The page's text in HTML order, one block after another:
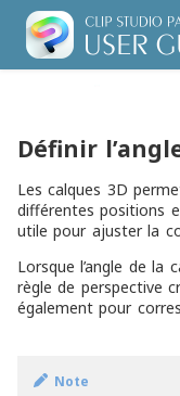
Définir
Les calques 3D
différentes positions
utile pour ajuster la
Lorsque l’angle de la
règle de perspective
également pour
Note